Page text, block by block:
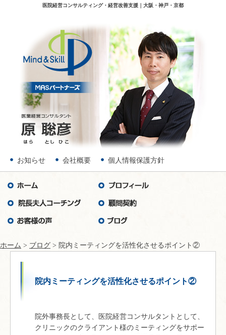
医院経営コンサルティング・経営改善支援｜大阪・神戸・京都
お知らせ 会社概要 個人情報保護方針
ホーム > ブログ > 院内ミーティングを活性化させるポイント②
院内ミーティングを活性化させるポイント②
院外事務長として、医院経営コンサルタントとして、
クリニックのクライアント様のミーティングをサポー